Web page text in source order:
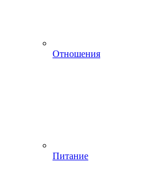
Отношения
Питание